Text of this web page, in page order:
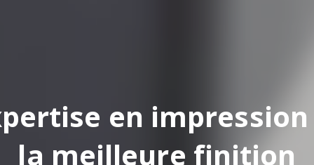
en
la meilleure finition